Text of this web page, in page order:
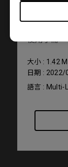
S1
使用手冊
大小 : 1.42
日期 : 2022/
語言 : Multi-